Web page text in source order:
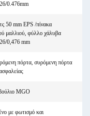
0.476mm
50 mm EPS /πίνακα
μαλλιού, φύλλο χάλυβα
0,476 mm
πόρτα, συρόμενη πόρτα
MGO
με φωτισμό και